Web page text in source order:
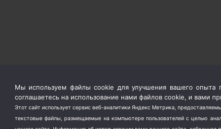
Мы используем файлы cookie для улучшения вашего опыта
соглашаетесь на использование нами файлов cookie, и вами
Этот сайт использует сервис веб-аналитики Яндекс Метрика,
текстовые файлы, размещаемые на компьютере пользователей с целью